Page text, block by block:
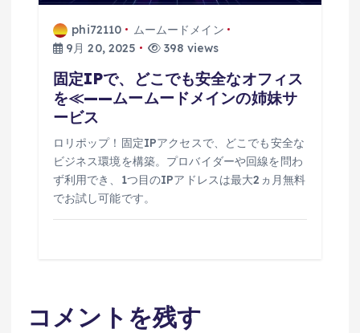
phi72110
ムームードメイン
9月 20, 2025
398 views
固定IPで、どこでも安全なオフィス
を≪——ムームードメインの姉妹サ
ービス
ロリポップ！固定IPアクセスで、どこでも安全な
ビジネス環境を構築。プロバイダーや回線を問わ
ず利用でき、1つ目のIPアドレスは最大2ヵ月無料
でお試し可能です。
コメントを残す